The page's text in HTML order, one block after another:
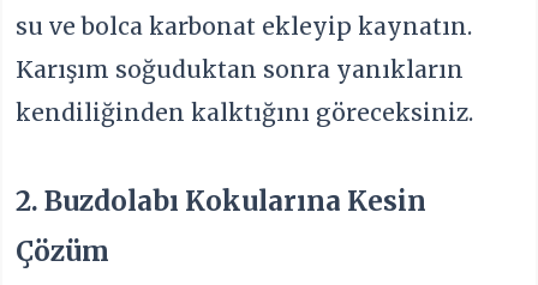
su ve bolca karbonat ekleyip kaynatın.
Karışım soğuduktan sonra yanıkların
kendiliğinden kalktığını göreceksiniz.
2. Buzdolabı Kokularına Kesin
Çözüm